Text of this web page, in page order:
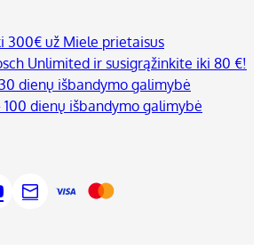
300€ už Miele prietaisus
Unlimited ir susigrąžinkite iki 80 €!
dienų išbandymo galimybė
100 dienų išbandymo galimybė